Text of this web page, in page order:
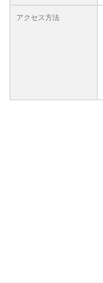
アクセス方法